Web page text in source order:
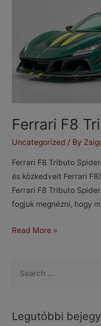
Ferrari F8
Uncategorized / By
Ferrari F8 Tributo
és közkedvelt Ferrari
Ferrari F8 Tributo
fogjuk megnézni, hogy
Ferrari
Spider
Read More »
rLegutóbbi